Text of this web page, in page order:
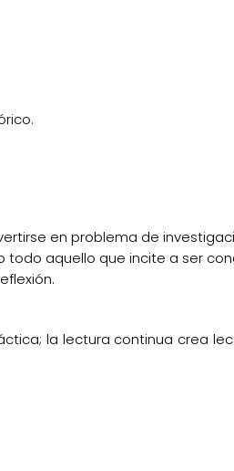
en problema de
todo aquello que incite a ser
la lectura continua crea